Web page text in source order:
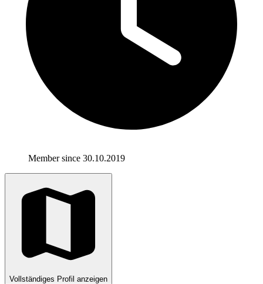
Member since 30.10.2019
Vollständiges Profil anzeigen